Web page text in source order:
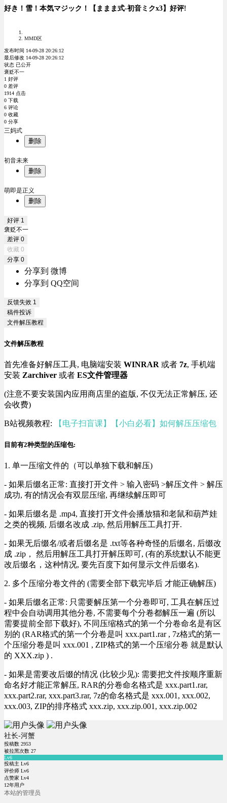
好き！雪！本気マジック！【ままま式-初音ミクx3】好评!
MMD区
发布时间 14-09-28 20:26:12
最后修改 14-09-28 20:26:12
状态 已公开
褒贬不一
1 好评
0 差评
1914 点击
0 下载
6 评论
0 收藏
0 分享
三妈式
删除
初音未来
删除
萌即是正义
删除
好评 1
褒贬不一
差评 0
收藏 0
分享 0
分享到 微博
分享到 QQ空间
反馈失效 1
稿件投诉
文件解压教程
文件解压教程
首先准备好解压工具, 电脑端安装 WINRAR 或者 7z, 手机端
安装 Zarchiver 或者 ES文件管理器
(注意不要安装国内应用商店里的盗版, 不仅无法正常解压, 还
会收费)
B站视频教程: 【电子扫盲课】【小白必看】如何解压压缩包
目前有2种类型的压缩包:
1. 单一压缩文件的（可以单独下载和解压)
- 如果后缀名正常: 直接打开文件 > 输入密码 >解压文件 > 解压
成功, 有的情况会有双层压缩, 再继续解压即可
- 如果后缀名是 .mp4, 直接打开文件会播放猫和老鼠和葫芦娃
之类的视频, 后缀名改成 .zip, 然后用解压工具打开.
- 如果无后缀名/或者后缀名是 .txt等各种奇怪的后缀名, 后缀改
成 .zip， 然后用解压工具打开解压即可, (有的系统默认不能更
改后缀名，这种情况, 要先百度下如何显示文件后缀名).
2. 多个压缩分卷文件的 (需要全部下载完毕后 才能正确解压)
- 如果后缀名正常: 只需要解压第一个分卷即可, 工具在解压过
程中会自动调用其他分卷, 不需要每个分卷都解压一遍 (所以
需要提前全部下载好), 不同压缩格式的第一个分卷命名是有区
别的 (RAR格式的第一个分卷是叫 xxx.part1.rar , 7z格式的第一
个压缩分卷是叫 xxx.001 , ZIP格式的第一个压缩分卷 就是默认
的 XXX.zip ) .
- 如果是需要改后缀的情况 (比较少见): 需要把文件按顺序重新
命名好才能正常解压, RAR的分卷命名格式是 xxx.part1.rar,
xxx.part2.rar, xxx.part3.rar, 7z的命名格式是 xxx.001, xxx.002,
xxx.003, ZIP的排序格式 xxx.zip, xxx.zip.001, xxx.zip.002
社长-河蟹
投稿数 2953
被拉黑次数 27
Lv6
投稿主 Lv6
评价师 Lv6
点赞家 Lv4
12年用户
本站的管理员